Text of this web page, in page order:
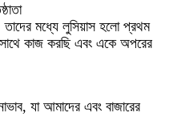
মধ্যে লুসিয়াস হলো প্রথম
কাজ করছি এবং একে অপরের
যা আমাদের এবং বাজারের